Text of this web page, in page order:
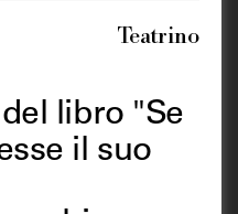
Teatrino
libro "Se
il suo